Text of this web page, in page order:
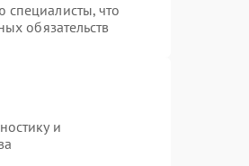
что
обязательств
и